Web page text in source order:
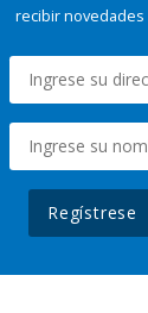
recibir
Regístrese